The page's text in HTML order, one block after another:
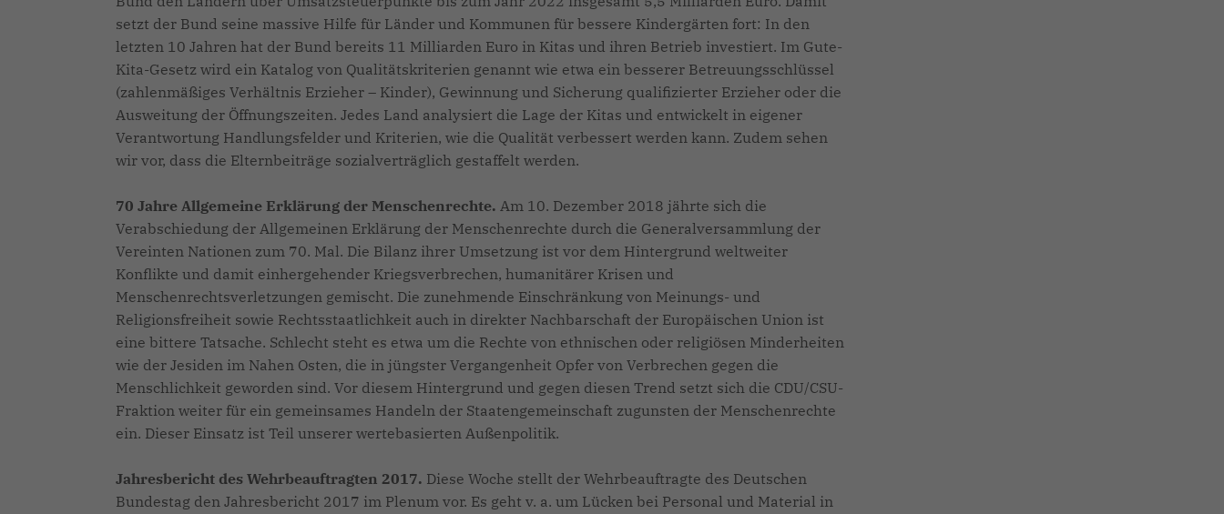
setzt der Bund seine massive Hilfe für Länder und Kommunen für bessere Kindergärten fort: In den
letzten 10 Jahren hat der Bund bereits 11 Milliarden Euro in Kitas und ihren Betrieb investiert. Im Gute-
Kita-Gesetz wird ein Katalog von Qualitätskriterien genannt wie etwa ein besserer Betreuungsschlüssel
(zahlenmäßiges Verhältnis Erzieher – Kinder), Gewinnung und Sicherung qualifizierter Erzieher oder die
Ausweitung der Öffnungszeiten. Jedes Land analysiert die Lage der Kitas und entwickelt in eigener
Verantwortung Handlungsfelder und Kriterien, wie die Qualität verbessert werden kann. Zudem sehen
wir vor, dass die Elternbeiträge sozialverträglich gestaffelt werden.
70 Jahre Allgemeine Erklärung der Menschenrechte. Am 10. Dezember 2018 jährte sich die
Verabschiedung der Allgemeinen Erklärung der Menschenrechte durch die Generalversammlung der
Vereinten Nationen zum 70. Mal. Die Bilanz ihrer Umsetzung ist vor dem Hintergrund weltweiter
Konflikte und damit einhergehender Kriegsverbrechen, humanitärer Krisen und
Menschenrechtsverletzungen gemischt. Die zunehmende Einschränkung von Meinungs- und
Religionsfreiheit sowie Rechtsstaatlichkeit auch in direkter Nachbarschaft der Europäischen Union ist
eine bittere Tatsache. Schlecht steht es etwa um die Rechte von ethnischen oder religiösen Minderheiten
wie der Jesiden im Nahen Osten, die in jüngster Vergangenheit Opfer von Verbrechen gegen die
Menschlichkeit geworden sind. Vor diesem Hintergrund und gegen diesen Trend setzt sich die CDU/CSU-
Fraktion weiter für ein gemeinsames Handeln der Staatengemeinschaft zugunsten der Menschenrechte
ein. Dieser Einsatz ist Teil unserer wertebasierten Außenpolitik.
Jahresbericht des Wehrbeauftragten 2017. Diese Woche stellt der Wehrbeauftragte des Deutschen
Bundestag den Jahresbericht 2017 im Plenum vor. Es geht v. a. um Lücken bei Personal und Material in